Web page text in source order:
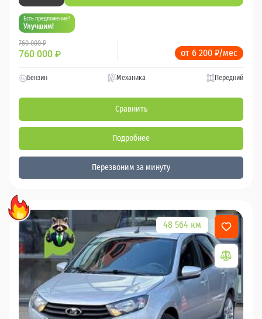
Есть предложение?
Улучшим!
760 000 ₽
760 000 ₽ от 6 200 ₽/мес
Бензин Механика Передний
Сравнить
Подробнее
Перезвоним за минуту
48 564 км